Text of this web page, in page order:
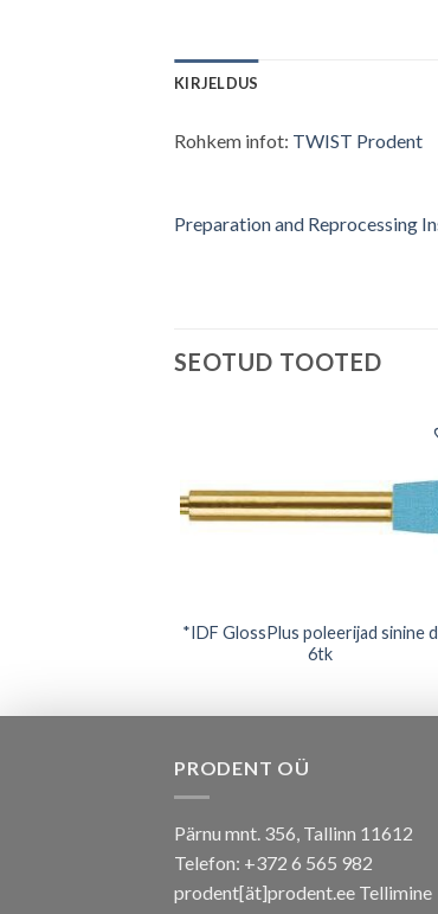
KIRJELDUS
Rohkem infot: TWIST Prodent
Preparation and Reprocessing
SEOTUD TOOTED
*IDF GlossPlus poleerijad sinine
6tk
PRODENT OÜ
Pärnu mnt. 356, Tallinn 11612
Telefon: +372 6 565 982
prodent[ät]prodent.ee Tellimine